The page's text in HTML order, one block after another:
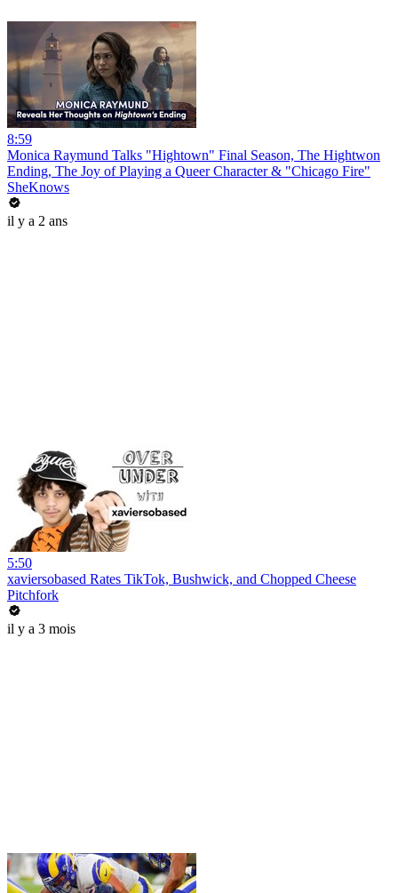
8:59
Monica Raymund Talks "Hightown" Final Season, The Hightwon
Ending, The Joy of Playing a Queer Character & "Chicago Fire"
SheKnows
il y a 2 ans
5:50
xaviersobased Rates TikTok, Bushwick, and Chopped Cheese
Pitchfork
il y a 3 mois